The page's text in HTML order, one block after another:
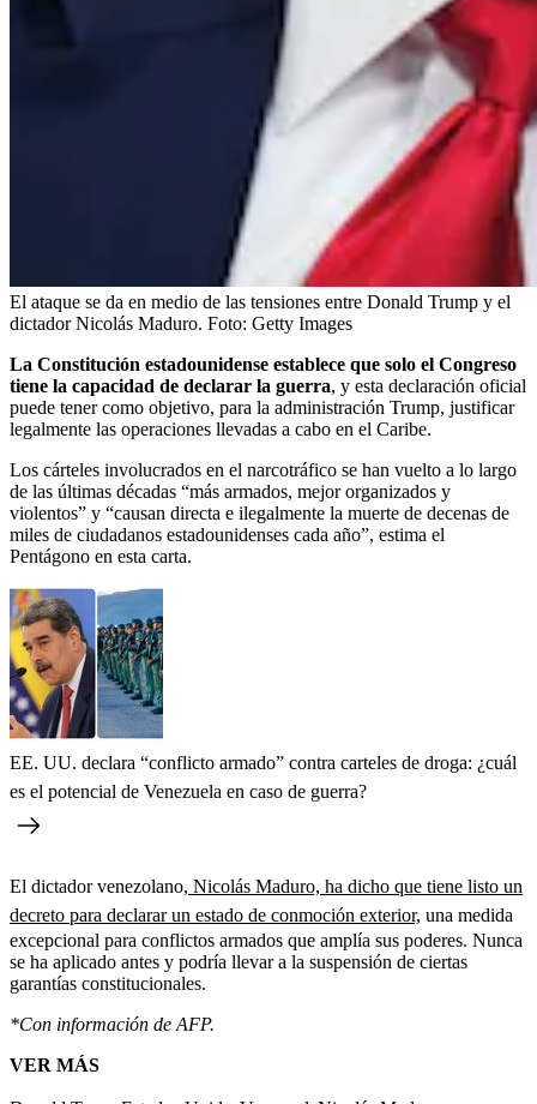
El ataque se da en medio de las tensiones entre Donald Trump y el
dictador Nicolás Maduro. Foto: Getty Images
La Constitución estadounidense establece que solo el Congreso
tiene la capacidad de declarar la guerra, y esta declaración oficial
puede tener como objetivo, para la administración Trump, justificar
legalmente las operaciones llevadas a cabo en el Caribe.
Los cárteles involucrados en el narcotráfico se han vuelto a lo largo
de las últimas décadas “más armados, mejor organizados y
violentos” y “causan directa e ilegalmente la muerte de decenas de
miles de ciudadanos estadounidenses cada año”, estima el
Pentágono en esta carta.
EE. UU. declara “conflicto armado” contra carteles de droga: ¿cuál
es el potencial de Venezuela en caso de guerra?
El dictador venezolano, Nicolás Maduro, ha dicho que tiene listo un
decreto para declarar un estado de conmoción exterior, una medida
excepcional para conflictos armados que amplía sus poderes. Nunca
se ha aplicado antes y podría llevar a la suspensión de ciertas
garantías constitucionales.
*Con información de AFP.
VER MÁS